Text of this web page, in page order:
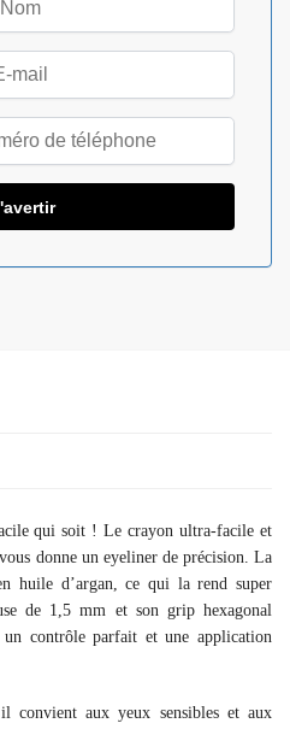
qui soit ! Le crayon ultra-facile et
donne un eyeliner de précision. La
huile d’argan, ce qui la rend super
de 1,5 mm et son grip hexagonal
contrôle parfait et une application
convient aux yeux sensibles et aux